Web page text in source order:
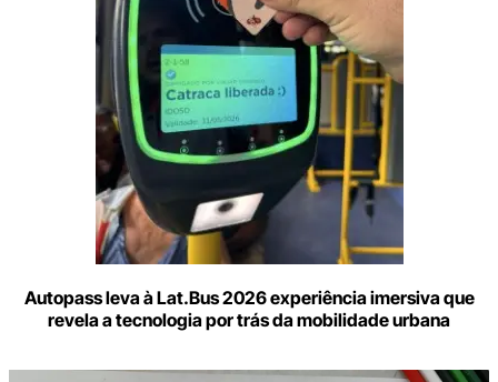
Autopass leva à Lat.Bus 2026 experiência imersiva que
revela a tecnologia por trás da mobilidade urbana